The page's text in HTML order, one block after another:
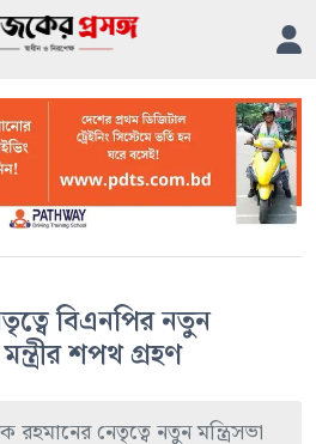
বিএনপির নতুন
শপথ গ্রহণ
রহমানের নেতৃত্বে নতুন মন্ত্রিসভা